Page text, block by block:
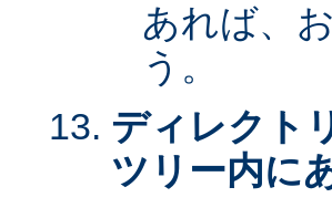
あれば、
う。
ディレクト
ツリー内に